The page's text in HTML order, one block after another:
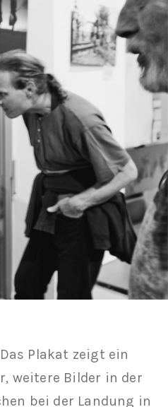
Plakat zeigt ein
weitere Bilder in der
bei der Landung in